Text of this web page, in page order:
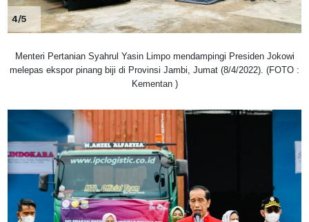
4/5
Menteri Pertanian Syahrul Yasin Limpo mendampingi Presiden Jokowi
melepas ekspor pinang biji di Provinsi Jambi, Jumat (8/4/2022). (FOTO :
Kementan )